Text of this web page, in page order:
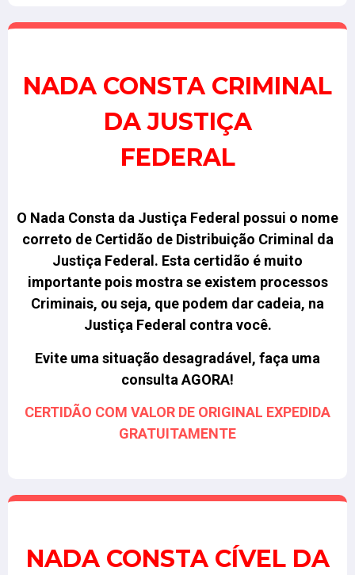
NADA CONSTA CRIMINAL
DA JUSTIÇA
FEDERAL
O Nada Consta da Justiça Federal possui o nome
correto de Certidão de Distribuição Criminal da
Justiça Federal. Esta certidão é muito
importante pois mostra se existem processos
Criminais, ou seja, que podem dar cadeia, na
Justiça Federal contra você.
Evite uma situação desagradável, faça uma
consulta AGORA!
CERTIDÃO COM VALOR DE ORIGINAL EXPEDIDA
GRATUITAMENTE
NADA CONSTA CÍVEL DA